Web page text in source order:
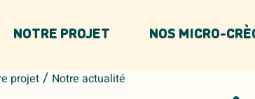
NOTRE PROJET NOS MICRO-
projet / Notre actualité